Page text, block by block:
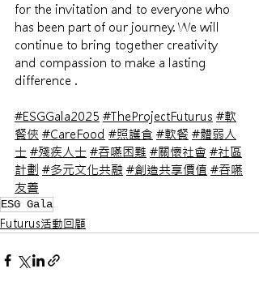
for the invitation and to everyone who
has been part of our journey. We will
continue to bring together creativity
and compassion to make a lasting
difference .
#ESGGala2025 #TheProjectFuturus #軟
餐俠 #CareFood #照護食 #軟餐 #體弱人
士 #殘疾人士 #吞嚥困難 #關懷社會 #社區
計劃 #多元文化共融 #創造共享價值 #吞嚥
友善
ESG Gala
Futurus活動回顧